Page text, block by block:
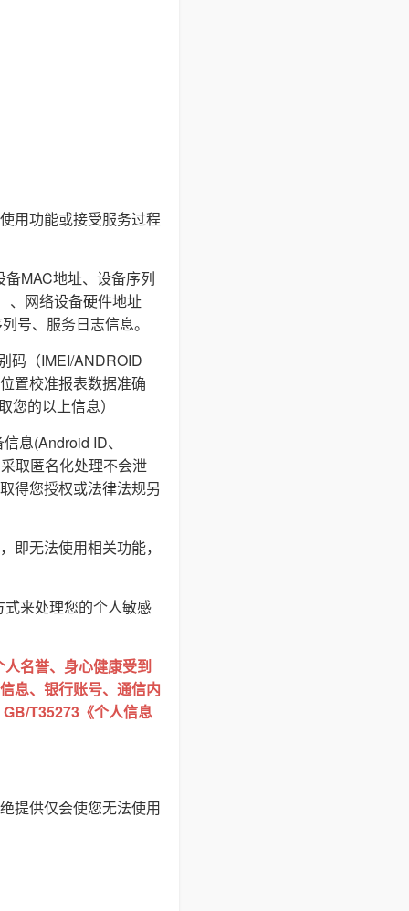
用功能或接受服务过程
MAC地址、设备序列
、网络设备硬件地址
号、服务日志信息。
码（IMEI/ANDROID
置校准报表数据准确
的以上信息）
息(Android ID、
取匿名化处理不会泄
得您授权或法律法规另
即无法使用相关功能，
来处理您的个人敏感
名誉、身心健康受到
息、银行账号、通信内
T35273《个人信息
提供仅会使您无法使用